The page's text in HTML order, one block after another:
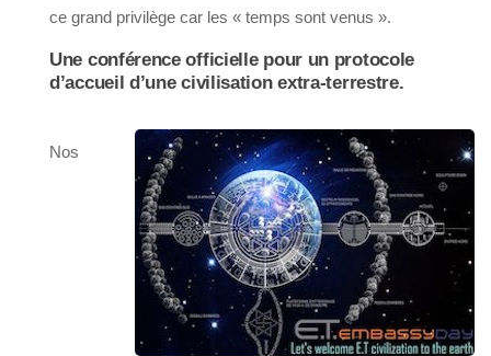
ce grand privilège car les « temps sont venus ».
Une conférence officielle pour un protocole
d’accueil d’une civilisation extra-terrestre.
Nos